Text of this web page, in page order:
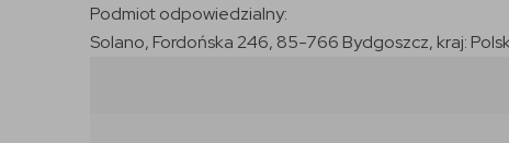
Podmiot odpowiedzialny:
Solano, Fordońska 246, 85-766 Bydgoszcz, kraj: